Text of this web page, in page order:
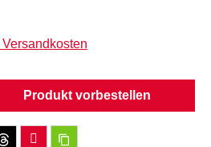
den gewünschten
Produkt vorbestellen